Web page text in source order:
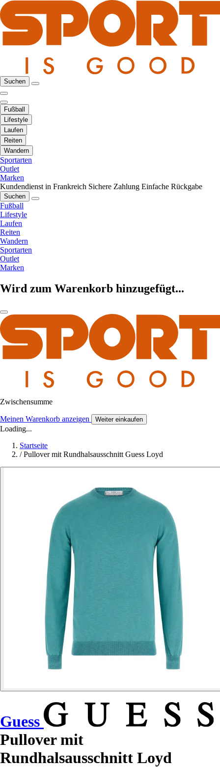
Suchen
Fußball
Lifestyle
Laufen
Reiten
Wandern
Sportarten
Outlet
Marken
Kundendienst in Frankreich Sichere Zahlung Einfache Rückgabe
Suchen
Fußball
Lifestyle
Laufen
Reiten
Wandern
Sportarten
Outlet
Marken
Wird zum Warenkorb hinzugefügt...
Zwischensumme
Meinen Warenkorb anzeigen Weiter einkaufen
Loading...
Startseite
/ Pullover mit Rundhalsausschnitt Guess Loyd
Guess
Pullover mit
Rundhalsausschnitt Loyd